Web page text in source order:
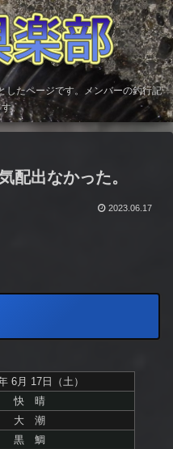
したページです。メンバーの釣行記
。
配出なかった。
2023.06.17
6月 17日（土）
快 晴
大 潮
黒 鯛